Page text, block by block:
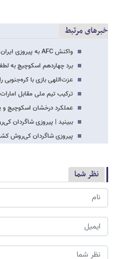
خبرهای مرتبط
واکنش AFC به پیروزی ایران مقابل امارات
برد چهاردهم اسکوچیچ به
عزت‌اللهی بازی با کره‌جنوبی
ترکیب تیم ملی مقابل
عملکرد درخشان اسکوچیچ
ببینید | پیروزی شاگردان
پیروزی شاگردان کی‌روش
نظر شما